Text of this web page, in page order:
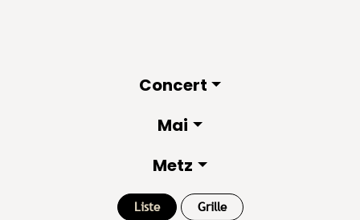
Concert
Mai
Metz
Liste Grille